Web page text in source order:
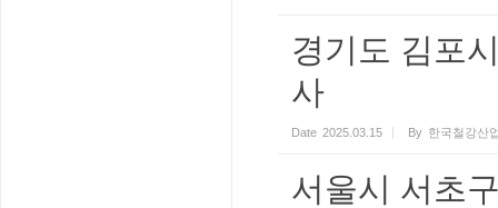
경기도 김포
사
Date 2025.03.15 By 한국철강산
서울시 서초